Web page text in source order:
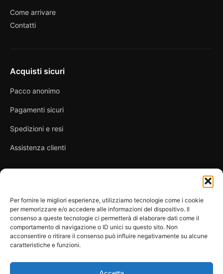
Per fornire le migliori esperienze, utilizziamo tecnologie come i cookie
per memorizzare e/o accedere alle informazioni del dispositivo. Il
consenso a queste tecnologie ci permetterà di elaborare dati come il
comportamento di navigazione o ID unici su questo sito. Non
acconsentire o ritirare il consenso può influire negativamente su alcune
caratteristiche e funzioni.
Come arrivare
Contatti
Acquisti sicuri
Pacco anonimo
Pagamenti sicuri
Spedizioni e resi
Assistenza clienti
Privacy Policy
Condizioni di vendita